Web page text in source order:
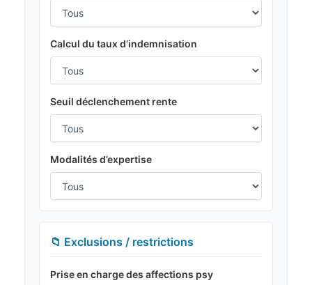
Calcul du taux d’indemnisation
Seuil déclenchement rente
Modalités d’expertise
📁 Exclusions / restrictions
Prise en charge des affections psy